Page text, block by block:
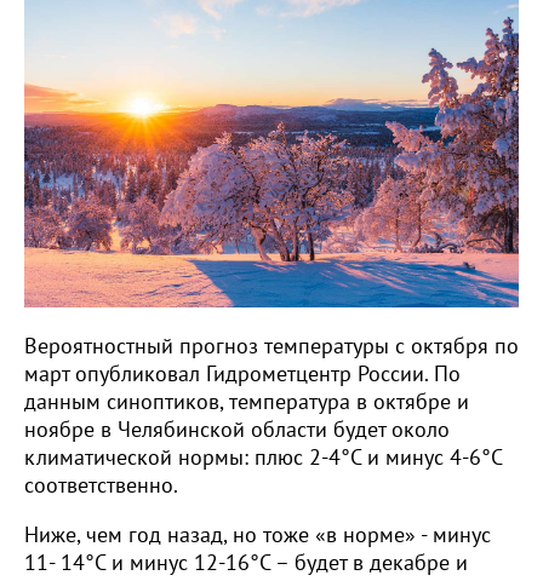
Вероятностный прогноз температуры с октября по
март опубликовал Гидрометцентр России. По
данным синоптиков, температура в октябре и
ноябре в Челябинской области будет около
климатической нормы: плюс 2-4°С и минус 4-6°С
соответственно.
Ниже, чем год назад, но тоже «в норме» - минус
11- 14°С и минус 12-16°С – будет в декабре и